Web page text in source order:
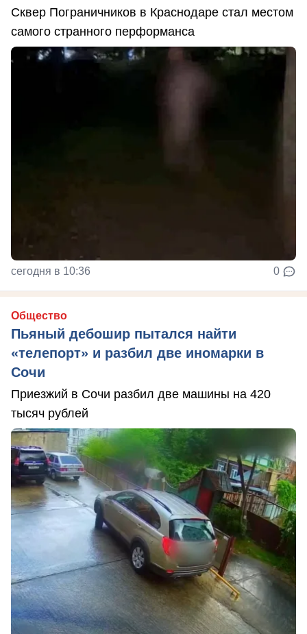
Сквер Пограничников в Краснодаре стал местом
самого странного перформанса
сегодня в 10:36 0
Общество
Пьяный дебошир пытался найти
«телепорт» и разбил две иномарки в
Сочи
Приезжий в Сочи разбил две машины на 420
тысяч рублей